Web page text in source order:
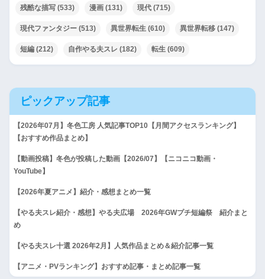
残酷な描写 (533) 漫画 (131) 現代 (715)
現代ファンタジー (513) 異世界転生 (610) 異世界転移 (147)
短編 (212) 自作やる夫スレ (182) 転生 (609)
ピックアップ記事
【2026年07月】冬色工房 人気記事TOP10【月間アクセスランキング】
【おすすめ作品まとめ】
【動画投稿】冬色が投稿した動画【2026/07】【ニコニコ動画・
YouTube】
【2026年夏アニメ】紹介・感想まとめ一覧
【やる夫スレ紹介・感想】やる夫広場 2026年GWプチ短編祭 紹介まと
め
【やる夫スレ十選 2026年2月】人気作品まとめ＆紹介記事一覧
【アニメ・PVランキング】おすすめ記事・まとめ記事一覧